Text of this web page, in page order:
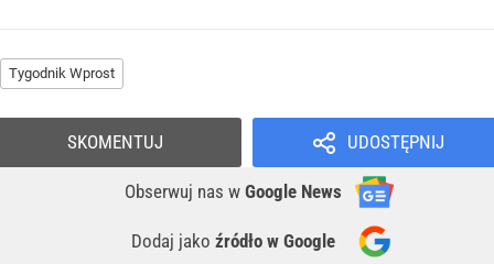
Tygodnik Wprost
UDOSTĘPNIJ
Obserwuj nas w Google News
Dodaj jako źródło w Google
SKOMENTUJ